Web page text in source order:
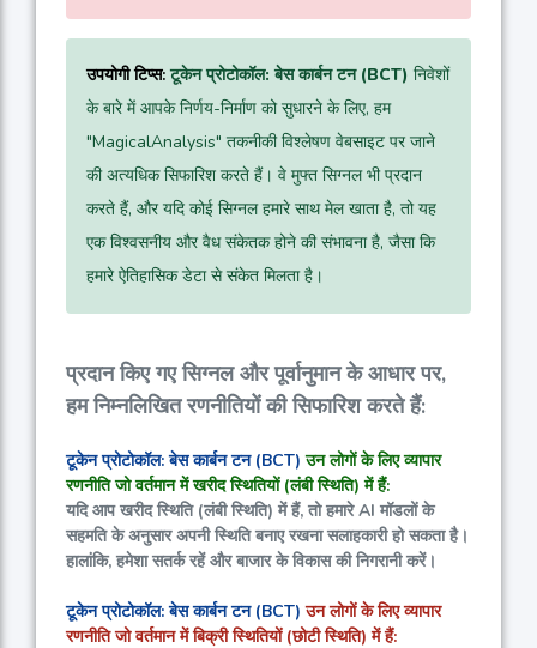
उपयोगी टिप्स: टूकेन प्रोटोकॉल: बेस कार्बन टन (BCT) निवेशों
के बारे में आपके निर्णय-निर्माण को सुधारने के लिए, हम
"MagicalAnalysis" तकनीकी विश्लेषण वेबसाइट पर जाने
की अत्यधिक सिफारिश करते हैं। वे मुफ्त सिग्नल भी प्रदान
करते हैं, और यदि कोई सिग्नल हमारे साथ मेल खाता है, तो यह
एक विश्वसनीय और वैध संकेतक होने की संभावना है, जैसा कि
हमारे ऐतिहासिक डेटा से संकेत मिलता है।
प्रदान किए गए सिग्नल और पूर्वानुमान के आधार पर,
हम निम्नलिखित रणनीतियों की सिफारिश करते हैं:
टूकेन प्रोटोकॉल: बेस कार्बन टन (BCT) उन लोगों के लिए व्यापार
रणनीति जो वर्तमान में खरीद स्थितियों (लंबी स्थिति) में हैं:
यदि आप खरीद स्थिति (लंबी स्थिति) में हैं, तो हमारे AI मॉडलों के
सहमति के अनुसार अपनी स्थिति बनाए रखना सलाहकारी हो सकता है।
हालांकि, हमेशा सतर्क रहें और बाजार के विकास की निगरानी करें।
टूकेन प्रोटोकॉल: बेस कार्बन टन (BCT) उन लोगों के लिए व्यापार
रणनीति जो वर्तमान में बिक्री स्थितियों (छोटी स्थिति) में हैं: